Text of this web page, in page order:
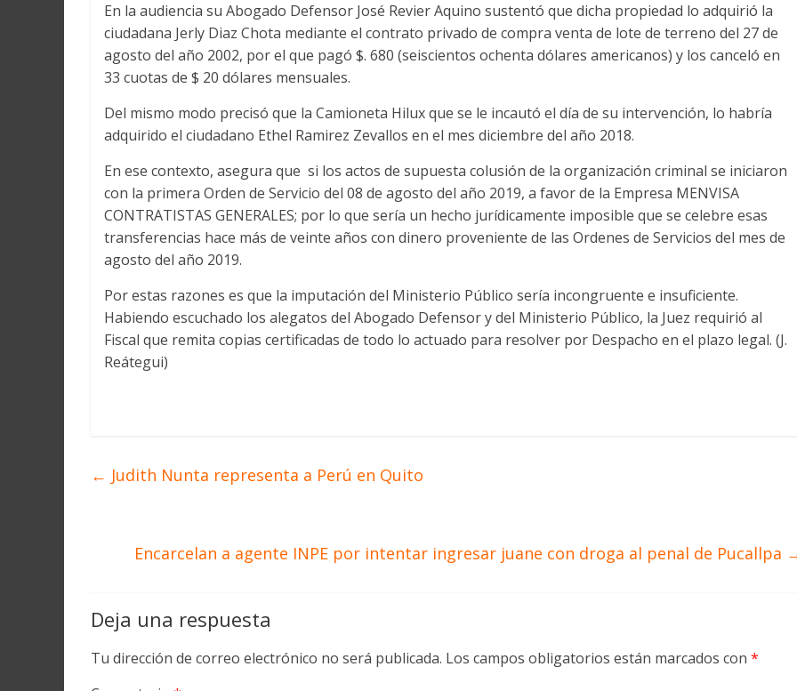
En la audiencia su Abogado Defensor José Revier Aquino sustentó que dicha propiedad lo adquirió la
ciudadana Jerly Diaz Chota mediante el contrato privado de compra venta de lote de terreno del 27 de
agosto del año 2002, por el que pagó $. 680 (seiscientos ochenta dólares americanos) y los canceló en
33 cuotas de $ 20 dólares mensuales.
Del mismo modo precisó que la Camioneta Hilux que se le incautó el día de su intervención, lo habría
adquirido el ciudadano Ethel Ramirez Zevallos en el mes diciembre del año 2018.
En ese contexto, asegura que si los actos de supuesta colusión de la organización criminal se iniciaron
con la primera Orden de Servicio del 08 de agosto del año 2019, a favor de la Empresa MENVISA
CONTRATISTAS GENERALES; por lo que sería un hecho jurídicamente imposible que se celebre esas
transferencias hace más de veinte años con dinero proveniente de las Ordenes de Servicios del mes de
agosto del año 2019.
Por estas razones es que la imputación del Ministerio Público sería incongruente e insuficiente.
Habiendo escuchado los alegatos del Abogado Defensor y del Ministerio Público, la Juez requirió al
Fiscal que remita copias certificadas de todo lo actuado para resolver por Despacho en el plazo legal. (J.
Reátegui)
← Judith Nunta representa a Perú en Quito
Encarcelan a agente INPE por intentar ingresar juane con droga al penal de Pucallpa
Deja una respuesta
Tu dirección de correo electrónico no será publicada. Los campos obligatorios están marcados con *